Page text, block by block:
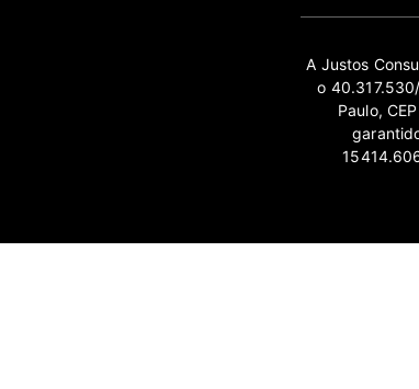
A Justos
o
Paulo,